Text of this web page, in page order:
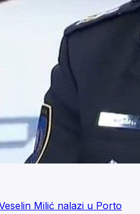
Milić nalazi u Porto